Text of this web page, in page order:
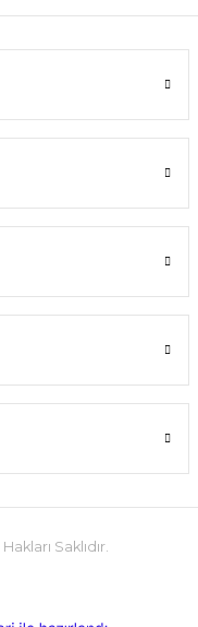
Saklıdır.